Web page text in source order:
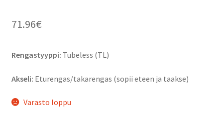
71.96€
Rengastyyppi: Tubeless (TL)
Akseli: Eturengas/takarengas (sopii eteen ja taakse)
Varasto loppu